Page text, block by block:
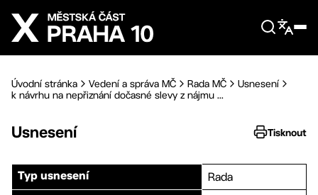
Přejít na hlavní obsah
Úvodní stránka Vedení a správa MČ Rada MČ
Usnesení
k návrhu na nepřiznání dočasné slevy z nájmu ...
Usnesení Tisknout
Typ usnesení Rada